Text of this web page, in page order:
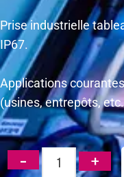
Prise industrielle
IP67.
Applications
(usines, entrepôts,